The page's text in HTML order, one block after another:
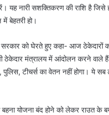
यह नारी सशक्तिकरण की राशि है
बेहतरी हो।
सरकार को घेरते हुए कहा- आज
ठेकेदार मंत्रालय में आंदोलन करने वाले
टीचर्स का वेतन नहीं होगा। ये
योजना बंद होने को लेकर राउत के